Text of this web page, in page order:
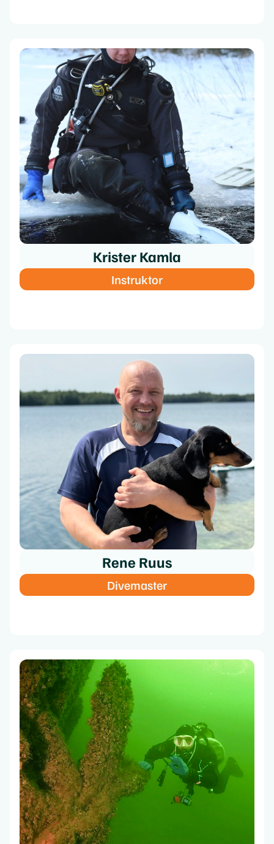
Krister Kamla
Instruktor
Rene Ruus
Divemaster